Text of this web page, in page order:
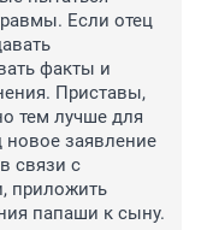
Если отец
факты и
Приставы,
тем лучше для
новое заявление
связи с
приложить
папаши к сыну.